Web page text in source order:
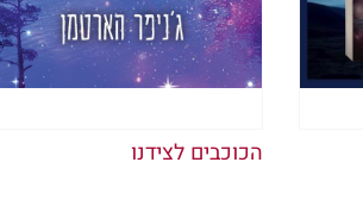
שלי מתרוצצות לכיוון
מעמידה פנים שאני שוקלת
על תקרית 'העכביש בנעל'?
מרוקן את הבירה שלו,
הכוכבים לצידנו